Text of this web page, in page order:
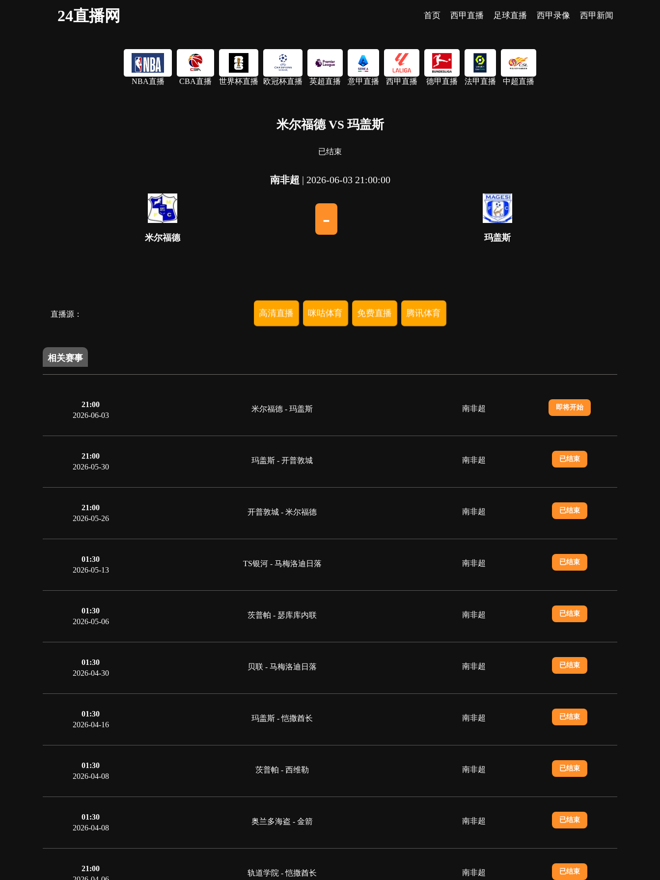
24直播网 首页 西甲直播 足球直播 西甲录像 西甲新闻
NBA直播 CBA直播 世界杯直播 欧冠杯直播 英超直播 意甲直播 西甲直播 德甲直播 法甲直播 中超直播
米尔福德 VS 玛盖斯
已结束
南非超 | 2026-06-03 21:00:00
米尔福德
-
玛盖斯
直播源： 高清直播 咪咕体育 免费直播 腾讯体育
相关赛事
21:00
2026-06-03
米尔福德 - 玛盖斯 南非超 即将开始
21:00
2026-05-30
玛盖斯 - 开普敦城 南非超 已结束
21:00
2026-05-26
开普敦城 - 米尔福德 南非超 已结束
01:30
2026-05-13
TS银河 - 马梅洛迪日落 南非超 已结束
01:30
2026-05-06
茨普帕 - 瑟库库内联 南非超 已结束
01:30
2026-04-30
贝联 - 马梅洛迪日落 南非超 已结束
01:30
2026-04-16
玛盖斯 - 恺撒酋长 南非超 已结束
01:30
2026-04-08
茨普帕 - 西维勒 南非超 已结束
01:30
2026-04-08
奥兰多海盗 - 金箭 南非超 已结束
21:00
轨道学院 - 恺撒酋长 南非超 已结束